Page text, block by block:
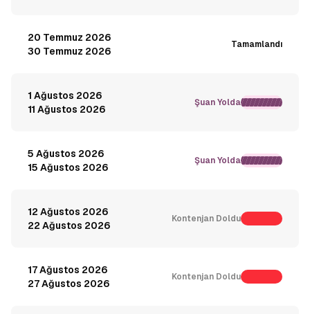
20 Temmuz 2026
30 Temmuz 2026
Tamamlandı
1 Ağustos 2026
11 Ağustos 2026
Şuan Yolda
5 Ağustos 2026
15 Ağustos 2026
Şuan Yolda
12 Ağustos 2026
22 Ağustos 2026
Kontenjan Doldu
17 Ağustos 2026
27 Ağustos 2026
Kontenjan Doldu